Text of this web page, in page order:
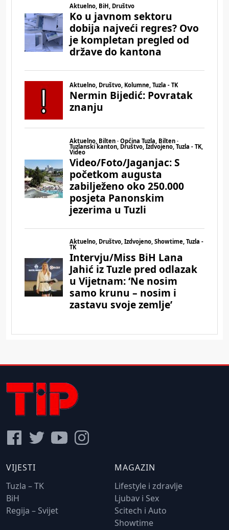
VIJESTI
Tuzla – TK
BiH
Regija – Svijet
MAGAZIN
Lifestyle i zdravlje
Ljubav i Sex
Scitech i Auto
Showtime